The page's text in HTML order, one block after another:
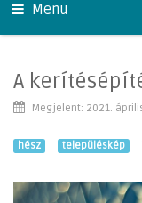
Menu
A
Megjelent: 2021.
hész településkép